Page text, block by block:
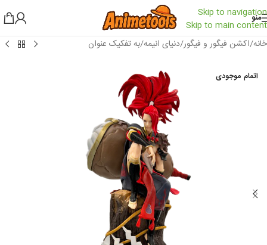
Skip to navigation
Skip to main content
منو
خانه/اکشن فیگور و فیگور/دنیای انیمه/به تفکیک عنوان
اتمام موجودی